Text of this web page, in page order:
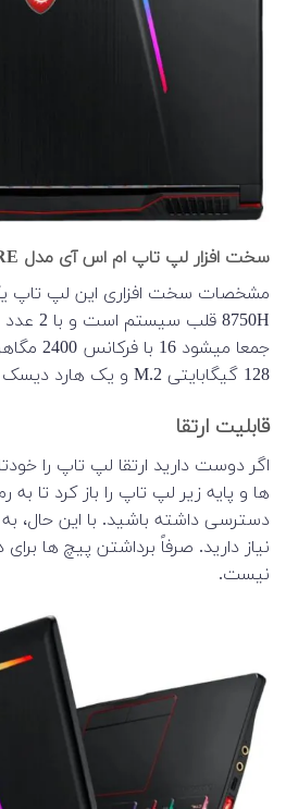
سخت افزار لپ تاپ ام اس آی مدل GE63 8RE
128 گیگابایتی M.2 و یک هارد دیسک 1 ترابایتی.
قابلیت ارتقا
اگر دوست دارید ارتقا لپ تاپ را
دسترسی داشته باشید. با این حال، به
نیاز دارید. صرفاً برداشتن پیچ ها
نیست.